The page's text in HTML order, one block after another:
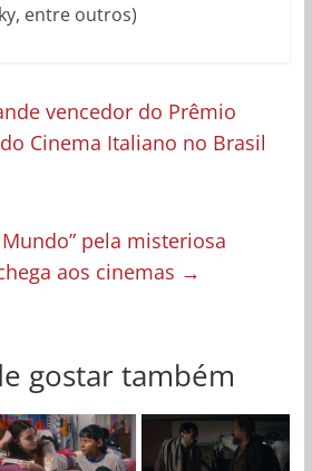
entre outros)
vencedor do Prêmio
Cinema Italiano no Brasil
pela misteriosa
aos cinemas →
gostar também